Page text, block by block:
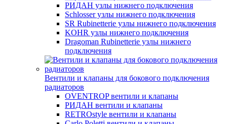
РИДАН узлы нижнего подключения
Schlosser узлы нижнего подключения
SR Rubinetterie узлы нижнего подключения
KOHR узлы нижнего подключения
Dragoman Rubinetterie узлы нижнего
подключения
Вентили и клапаны для бокового подключения
радиаторов
OVENTROP вентили и клапаны
РИДАН вентили и клапаны
RETROstyle вентили и клапаны